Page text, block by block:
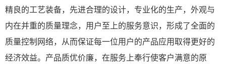
精良的工艺装备，先进合理的设计，专业化的生产，外观与
内在并重的质量理念，用户至上的服务意识，形成了全面的
质量控制网络，从而保证每一位用户的产品应用取得更好的
经济效益。产品质优价廉，在服务上奉行使客户满意的原